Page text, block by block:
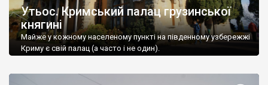
Утьос. Кримський палац грузинської
княгині
Майже у кожному населеному пункті на південному узбережжі
Криму є свій палац (а часто і не один).